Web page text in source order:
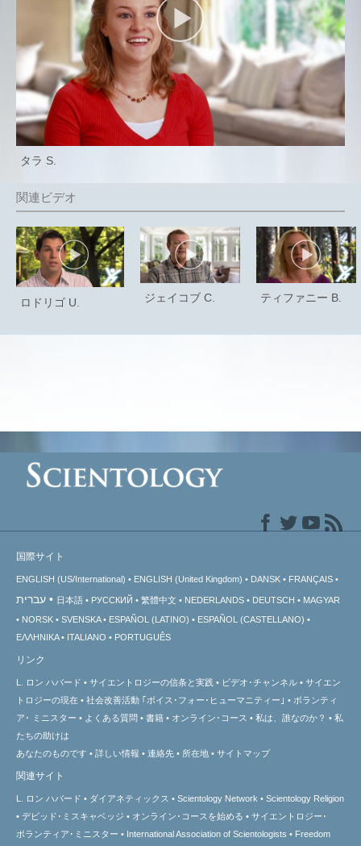
タラ S.
ロドリゴ U. ジェイコブ C. ティファニー B.
国際サイト
ENGLISH (US/International) ENGLISH (United Kingdom) DANSK FRANÇAIS
עברית 日本語 РУССКИЙ 繁體中文 NEDERLANDS DEUTSCH
MAGYAR
NORSK
SVENSKA ESPAÑOL (LATINO)
ESPAÑOL (CASTELLANO)
ΕΛΛΗΝΙΚA
ITALIANO PORTUGUÊS
リンク
L. ロン ハバード サイエントロジーの信条と実践 ビデオ･チャンネル
サイエン
トロジーの現在 社会改善活動 ｢ボイス･フォー･ヒューマニティー｣
ボランティ
ア･
ミニスター よくある質問 書籍 オンライン･コース 私は、誰なのか？
私
たちの助けは
あなたのものです
詳しい情報 連絡先 所在地 サイトマップ
関連サイト
L. ロン ハバード ダイアネティックス Scientology Network
Scientology Religion
デビッド･ミスキャベッジ
オンライン･コースを始める
サイエントロジー･
ボランティア･ミニスター
International Association of Scientologists Freedom